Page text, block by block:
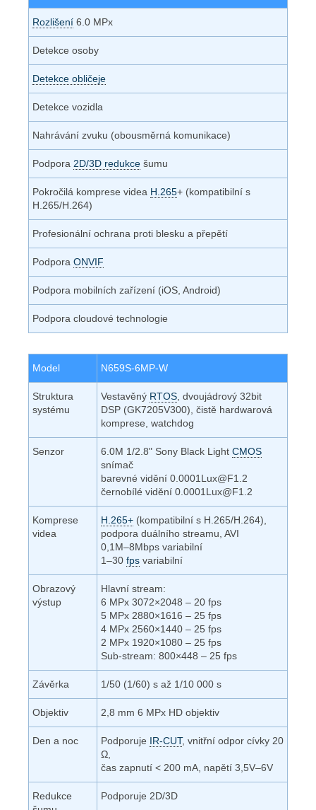
Rozlišení 6.0 MPx
Detekce osoby
Detekce obličeje
Detekce vozidla
Nahrávání zvuku (obousměrná komunikace)
Podpora 2D/3D redukce šumu
Pokročilá komprese videa H.265+ (kompatibilní s
H.265/H.264)
Profesionální ochrana proti blesku a přepětí
Podpora ONVIF
Podpora mobilních zařízení (iOS, Android)
Podpora cloudové technologie
Model N659S-6MP-W
Struktura
systému
Vestavěný RTOS , dvoujádrový 32bit
DSP (GK7205V300), čistě hardwarová
komprese, watchdog
Senzor 6.0M 1/2.8" Sony Black Light CMOS
snímač
barevné vidění 0.0001Lux@F1.2
černobílé vidění 0.0001Lux@F1.2
Komprese
videa
H.265+ (kompatibilní s H.265/H.264),
podpora duálního streamu, AVI
0,1M–8Mbps variabilní
1–30 fps variabilní
Obrazový
výstup
Hlavní stream:
6 MPx 3072×2048 – 20 fps
5 MPx 2880×1616 – 25 fps
4 MPx 2560×1440 – 25 fps
2 MPx 1920×1080 – 25 fps
Sub-stream: 800×448 – 25 fps
Závěrka 1/50 (1/60) s až 1/10 000 s
Objektiv 2,8 mm 6 MPx HD objektiv
Den a noc Podporuje IR-CUT, vnitřní odpor cívky 20
Ω,
čas zapnutí < 200 mA, napětí 3,5V–6V
Redukce
Podporuje 2D/3D